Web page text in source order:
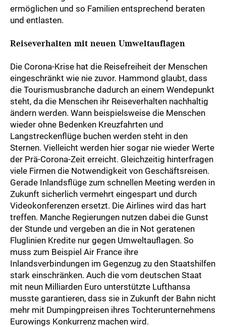
ermöglichen und so Familien entsprechend beraten
und entlasten.
Reiseverhalten mit neuen Umweltauflagen
Die Corona-Krise hat die Reisefreiheit der Menschen
eingeschränkt wie nie zuvor. Hammond glaubt, dass
die Tourismusbranche dadurch an einem Wendepunkt
steht, da die Menschen ihr Reiseverhalten nachhaltig
ändern werden. Wann beispielsweise die Menschen
wieder ohne Bedenken Kreuzfahrten und
Langstreckenflüge buchen werden steht in den
Sternen. Vielleicht werden hier sogar nie wieder Werte
der Prä-Corona-Zeit erreicht. Gleichzeitig hinterfragen
viele Firmen die Notwendigkeit von Geschäftsreisen.
Gerade Inlandsflüge zum schnellen Meeting werden in
Zukunft sicherlich vermehrt eingespart und durch
Videokonferenzen ersetzt. Die Airlines wird das hart
treffen. Manche Regierungen nutzen dabei die Gunst
der Stunde und vergeben an die in Not geratenen
Fluglinien Kredite nur gegen Umweltauflagen. So
muss zum Beispiel Air France ihre
Inlandsverbindungen im Gegenzug zu den Staatshilfen
stark einschränken. Auch die vom deutschen Staat
mit neun Milliarden Euro unterstützte Lufthansa
musste garantieren, dass sie in Zukunft der Bahn nicht
mehr mit Dumpingpreisen ihres Tochterunternehmens
Eurowings Konkurrenz machen wird.